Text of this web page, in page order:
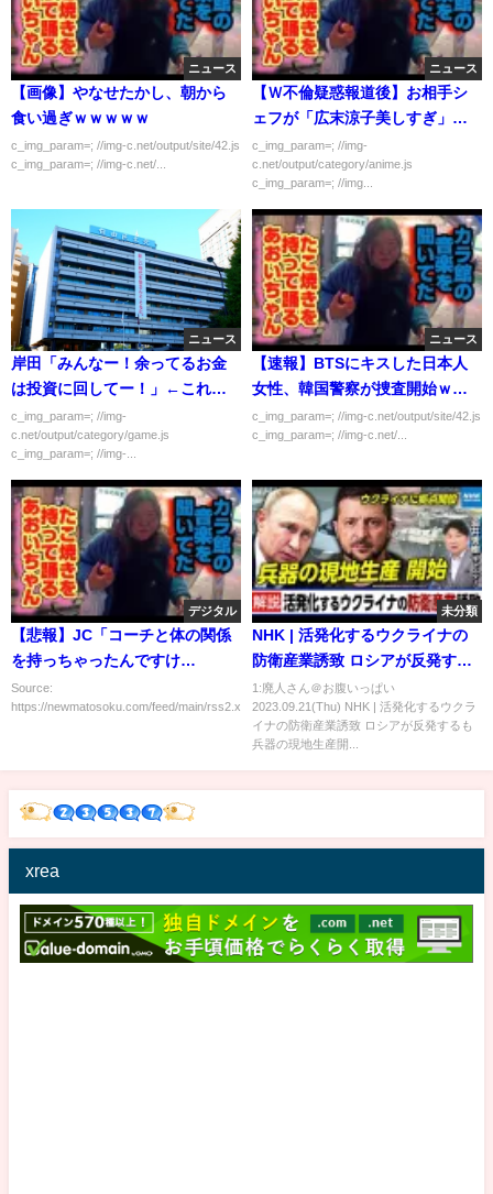
ニュース
【画像】やなせたかし、朝から
食い過ぎｗｗｗｗｗ
c_img_param=; //img-c.net/output/site/42.js
c_img_param=; //img-c.net/...
ニュース
【Ｗ不倫疑惑報道後】お相手シ
ェフが「広末涼子美しすぎ」ツ
イートに「いいね」
c_img_param=; //img-
c.net/output/category/anime.js
c_img_param=; //img...
ニュース
岸田「みんなー！余ってるお金
は投資に回してー！」←これｗ
ｗｗｗｗ
c_img_param=; //img-
c.net/output/category/game.js
c_img_param=; //img-...
ニュース
【速報】BTSにキスした日本人
女性、韓国警察が捜査開始ｗｗ
ｗｗｗｗ
c_img_param=; //img-c.net/output/site/42.js
c_img_param=; //img-c.net/...
デジタル
【悲報】JC「コーチと体の関係
を持っちゃったんですけ
ど･････」→保健室の先生に相談
し発覚→
Source:
https://newmatosoku.com/feed/main/rss2.xml...
未分類
NHK | 活発化するウクライナの
防衛産業誘致 ロシアが反発する
も兵器の現地生産開始に向けて
拠点開設 油井秀樹キャスターが
解説 | 国際報道2023
1:廃人さん＠お腹いっぱい
2023.09.21(Thu) NHK | 活発化するウクラ
イナの防衛産業誘致 ロシアが反発するも
兵器の現地生産開...
xrea